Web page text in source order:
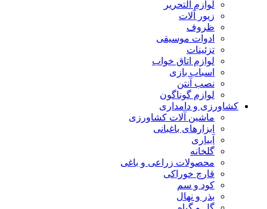
لوازم التحریر
زیور آلات
ظروف
ادوات موسیقی
تزئینات
لوازم اتاق خواب
اسباب بازی
نصب آنتن
لوازم گوناگون
کشاورزی و دامداری
ماشین آلات کشاورزی
ابزارهای باغبانی
آبیاری
گلخانه
محصولات زراعی و باغی
قارچ خوراکی
کود و سم
بذر و نهال